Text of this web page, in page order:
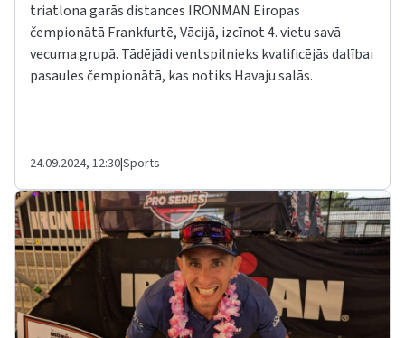
triatlona garās distances IRONMAN Eiropas
čempionātā Frankfurtē, Vācijā, izcīnot 4. vietu savā
vecuma grupā. Tādējādi ventspilnieks kvalificējās dalībai
pasaules čempionātā, kas notiks Havaju salās.
24.09.2024, 12:30|Sports